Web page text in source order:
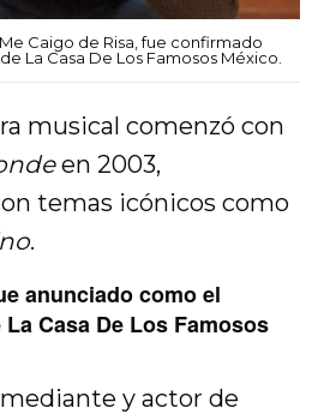
Caigo de Risa, fue confirmado
La Casa De Los Famosos México.
musical comenzó con
en 2003,
temas icónicos como
.
anunciado como el
Casa De Los Famosos
y actor de